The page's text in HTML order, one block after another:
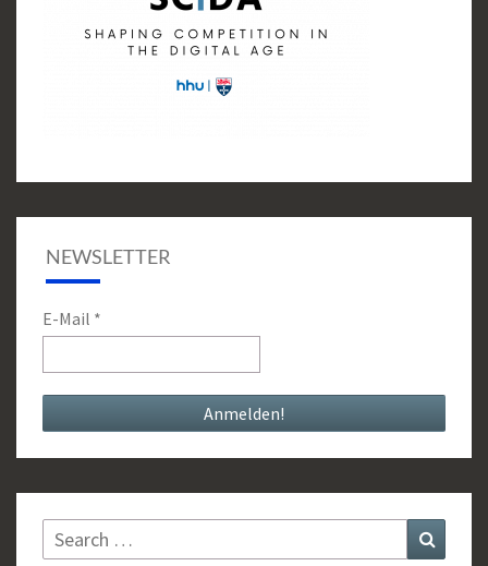
NEWSLETTER
E-Mail *
Search
for: